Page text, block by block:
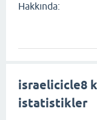
Hakkında:
israelicicle8
istatistikler